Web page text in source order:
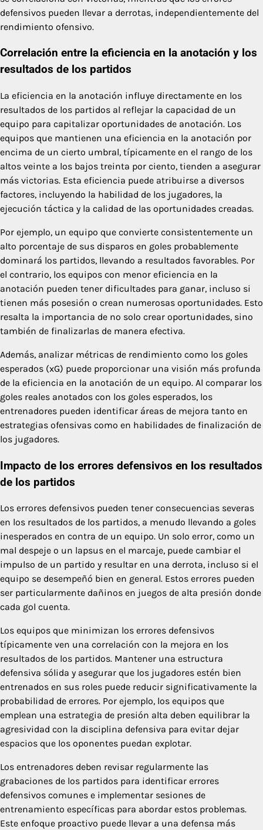
defensivos pueden llevar a derrotas, independientemente del
rendimiento ofensivo.
Correlación entre la eficiencia en la anotación y los
resultados de los partidos
La eficiencia en la anotación influye directamente en los
resultados de los partidos al reflejar la capacidad de un
equipo para capitalizar oportunidades de anotación. Los
equipos que mantienen una eficiencia en la anotación por
encima de un cierto umbral, típicamente en el rango de los
altos veinte a los bajos treinta por ciento, tienden a asegurar
más victorias. Esta eficiencia puede atribuirse a diversos
factores, incluyendo la habilidad de los jugadores, la
ejecución táctica y la calidad de las oportunidades creadas.
Por ejemplo, un equipo que convierte consistentemente un
alto porcentaje de sus disparos en goles probablemente
dominará los partidos, llevando a resultados favorables. Por
el contrario, los equipos con menor eficiencia en la
anotación pueden tener dificultades para ganar, incluso si
tienen más posesión o crean numerosas oportunidades. Esto
resalta la importancia de no solo crear oportunidades, sino
también de finalizarlas de manera efectiva.
Además, analizar métricas de rendimiento como los goles
esperados (xG) puede proporcionar una visión más profunda
de la eficiencia en la anotación de un equipo. Al comparar los
goles reales anotados con los goles esperados, los
entrenadores pueden identificar áreas de mejora tanto en
estrategias ofensivas como en habilidades de finalización de
los jugadores.
Impacto de los errores defensivos en los resultados
de los partidos
Los errores defensivos pueden tener consecuencias severas
en los resultados de los partidos, a menudo llevando a goles
inesperados en contra de un equipo. Un solo error, como un
mal despeje o un lapsus en el marcaje, puede cambiar el
impulso de un partido y resultar en una derrota, incluso si el
equipo se desempeñó bien en general. Estos errores pueden
ser particularmente dañinos en juegos de alta presión donde
cada gol cuenta.
Los equipos que minimizan los errores defensivos
típicamente ven una correlación con la mejora en los
resultados de los partidos. Mantener una estructura
defensiva sólida y asegurar que los jugadores estén bien
entrenados en sus roles puede reducir significativamente la
probabilidad de errores. Por ejemplo, los equipos que
emplean una estrategia de presión alta deben equilibrar la
agresividad con la disciplina defensiva para evitar dejar
espacios que los oponentes puedan explotar.
Los entrenadores deben revisar regularmente las
grabaciones de los partidos para identificar errores
defensivos comunes e implementar sesiones de
entrenamiento específicas para abordar estos problemas.
Este enfoque proactivo puede llevar a una defensa más